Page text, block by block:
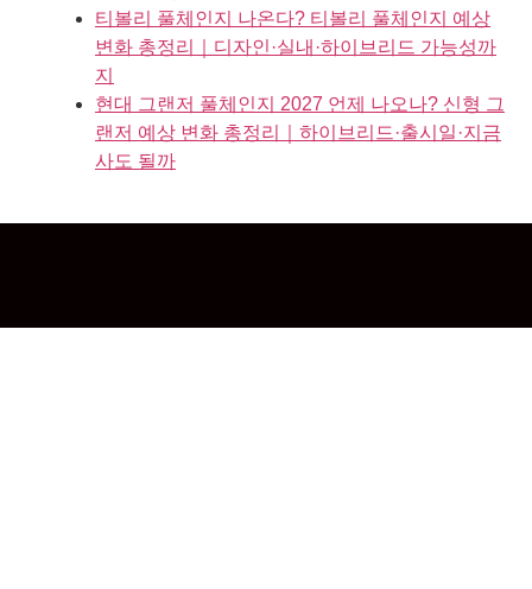
티볼리 풀체인지 나온다? 티볼리 풀체인지 예상
변화 총정리｜디자인·실내·하이브리드 가능성까
지
현대 그랜저 풀체인지 2027 언제 나오나? 신형 그
랜저 예상 변화 총정리｜하이브리드·출시일·지금
사도 될까